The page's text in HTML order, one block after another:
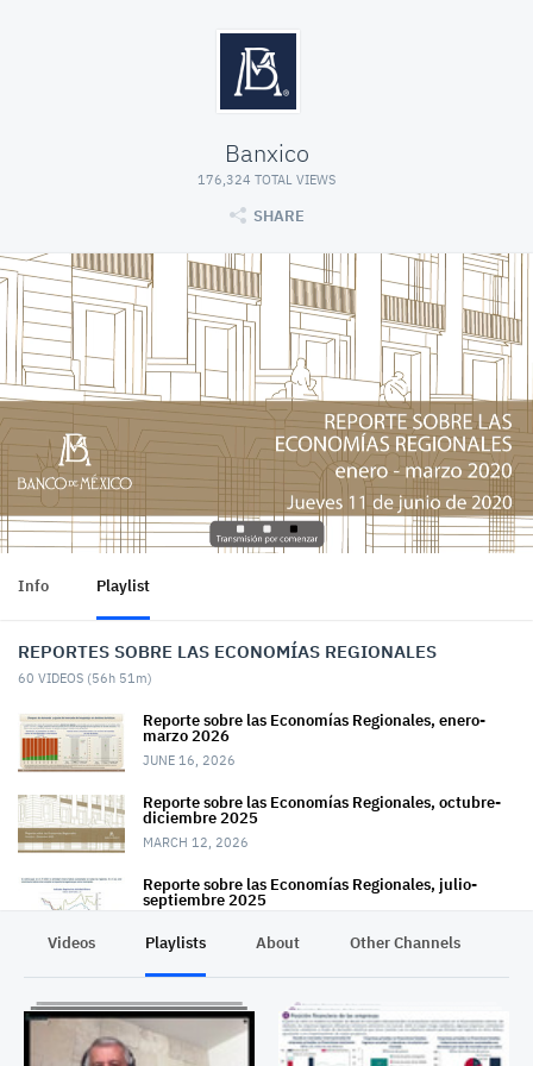
Banxico
176,324 TOTAL VIEWS
SHARE
Info Playlist
REPORTES SOBRE LAS ECONOMÍAS REGIONALES
60 VIDEOS (56h 51m)
Reporte sobre las Economías Regionales, enero-
marzo 2026
JUNE 16, 2026
Reporte sobre las Economías Regionales, octubre-
diciembre 2025
MARCH 12, 2026
Reporte sobre las Economías Regionales, julio-
septiembre 2025
2025
SEPTEMBER 11, 2025
Reporte sobre las Economías Regionales, enero-
Videos Playlists About Other Channels